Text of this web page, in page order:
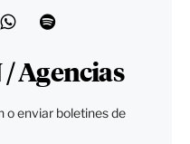
Agencias
o enviar boletines de